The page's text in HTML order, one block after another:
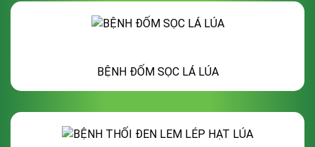
BỆNH ĐỐM SỌC LÁ LÚA